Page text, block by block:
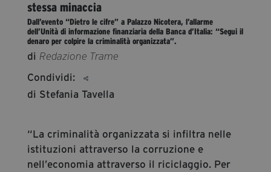
segreteria@tramefestival.it
info@tramefestival.it
+39 346 954 4078
stessa minaccia
Dall’evento “Dietro le cifre” a Palazzo Nicotera, l’allarme
dell’Unità di informazione finanziaria della Banca d’Italia: “Segui il
denaro per colpire la criminalità organizzata”.
di Redazione Trame
Condividi:
di Stefania Tavella
“La criminalità organizzata si infiltra nelle
istituzioni attraverso la corruzione e
nell’economia attraverso il riciclaggio. Per